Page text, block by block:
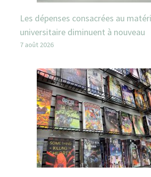
Les dépenses consacrées au
universitaire diminuent à nouveau
7 août 2026